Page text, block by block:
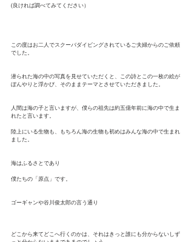
(良ければ調べてみてください）
この度はお二人でスクーバダイビングされているご夫婦からのご依頼
でした。
潜られた海の中の写真を見せていただくと、この詩とこの一枚の絵が
ぼんやりと浮かび、そのままテーマとさせていただきました。
人間は海の子と言いますが、僕らの祖先は約五億年前に海の中で生ま
れたと言います。
陸上にいる生物も、もちろん海の生物も初めはみんな海の中で生まれ
ました。
海はふるさとであり
僕たちの「原点」です。
ゴーギャンや谷川俊太郎の言う通り
どこから来てどこへ行くのかは、それはきっと誰にも分からないしず